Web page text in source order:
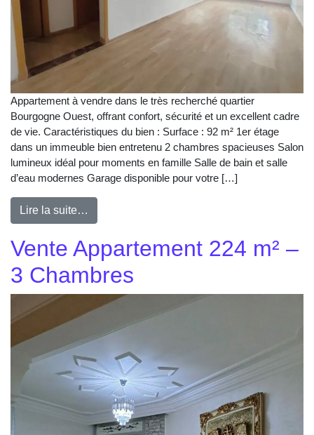
Appartement à vendre dans le très recherché quartier
Bourgogne Ouest, offrant confort, sécurité et un excellent cadre
de vie. Caractéristiques du bien : Surface : 92 m² 1er étage
dans un immeuble bien entretenu 2 chambres spacieuses Salon
lumineux idéal pour moments en famille Salle de bain et salle
d’eau modernes Garage disponible pour votre […]
Lire la suite…
Vente Appartement 224 m² –
3 Chambres